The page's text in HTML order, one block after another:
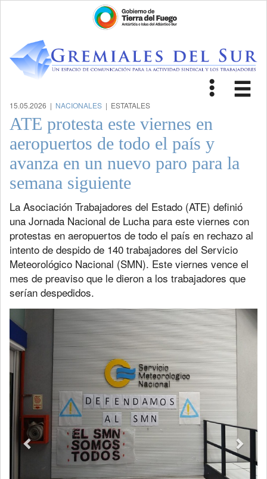
Toggle
15.05.2026 | NACIONALES | ESTATALES
ATE protesta este viernes en
aeropuertos de todo el país y
avanza en un nuevo paro para la
semana siguiente
La Asociación Trabajadores del Estado (ATE) definió
una Jornada Nacional de Lucha para este viernes con
protestas en aeropuertos de todo el país en rechazo al
intento de despido de 140 trabajadores del Servicio
Meteorológico Nacional (SMN). Este viernes vence el
mes de preaviso que le dieron a los trabajadores que
serían despedidos.
Previous Next